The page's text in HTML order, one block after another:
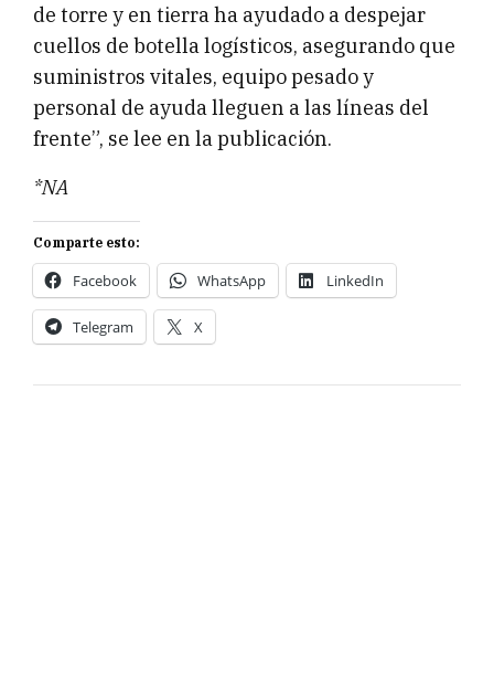
de torre y en tierra ha ayudado a despejar
cuellos de botella logísticos, asegurando que
suministros vitales, equipo pesado y
personal de ayuda lleguen a las líneas del
frente”, se lee en la publicación.
*NA
Comparte esto:
Facebook WhatsApp LinkedIn
Telegram X